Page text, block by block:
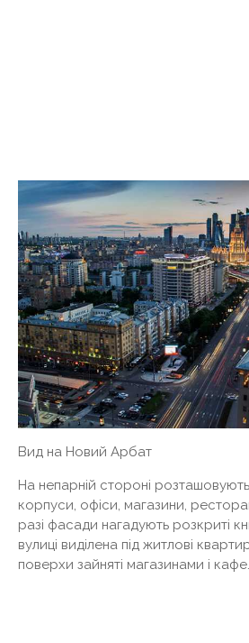
Вид на Новий Арбат
На непарній стороні
корпуси, офіси, магазини,
разі фасади нагадують розкриті
вулиці виділена під житлові
поверхи зайняті магазинами і кафе.